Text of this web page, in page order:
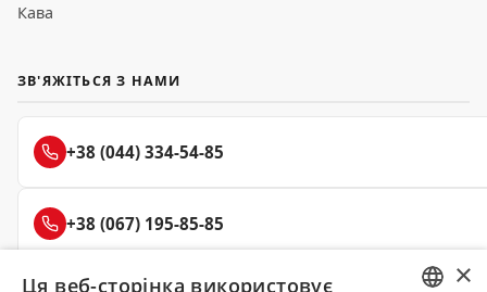
Кава
ЗВ'ЯЖІТЬСЯ З НАМИ
+38 (044) 334-54-85
+38 (067) 195-85-85
×
Ця веб-сторінка використовує